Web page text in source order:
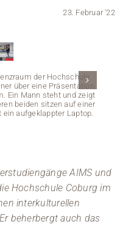
23. Februar '22
der Hochschule
über eine Präsentation
Ein Mann steht und zeigt
beiden sitzen auf einer
ein aufgeklappter Laptop.
Drei
AIMS und
Hochschule Coburg im
interkulturellen
beherbergt auch das